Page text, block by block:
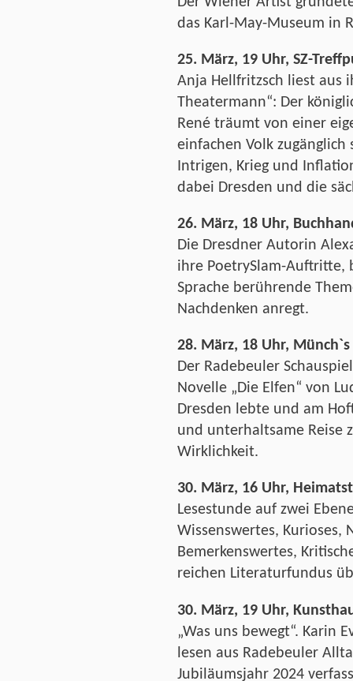
das Karl-May-Museum in
25. März, 19 Uhr, SZ-
Anja Hellfritzsch liest aus
Theatermann“: Der
René träumt von einer
einfachen Volk zugänglich
Intrigen, Krieg und
dabei Dresden und die
26. März, 18 Uhr,
Die Dresdner Autorin
ihre PoetrySlam-Auftritte,
Sprache berührende
Nachdenken anregt.
28. März, 18 Uhr,
Der Radebeuler
Novelle „Die Elfen“ von
Dresden lebte und am
und unterhaltsame Reise
Wirklichkeit.
30. März, 16 Uhr,
Lesestunde auf zwei
Wissenswertes, Kurioses,
Bemerkenswertes,
reichen Literaturfundus
30. März, 19 Uhr,
„Was uns bewegt“. Karin
lesen aus Radebeuler
Jubiläumsjahr 2024